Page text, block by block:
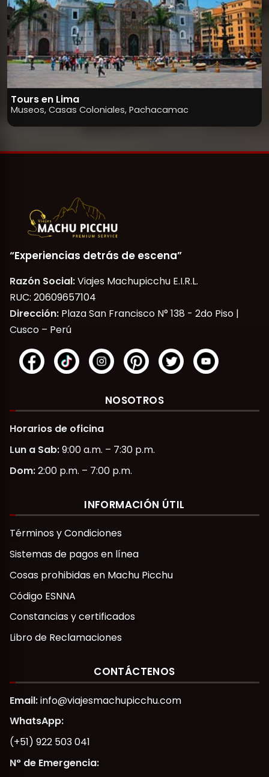
Tours en Lima
Museos, Casas Coloniales, Pachacamac
“Experiencias detrás de escena”
Razón Social:Viajes Machupicchu E.I.R.L.
RUC: 20609657104
Dirección: Plaza San Francisco N° 138 - 2do Piso |
Cusco – Perú
NOSOTROS
Horarios de oficina
Lun a Sab:9:00 a.m. – 7:30 p.m.
Dom:2:00 p.m. – 7:00 p.m.
INFORMACIÓN ÚTIL
Términos y Condiciones
Sistemas de pagos en línea
Cosas prohibidas en Machu Picchu
Código ESNNA
Constancias y certificados
Libro de Reclamaciones
CONTÁCTENOS
Email:info@viajesmachupicchu.com
WhatsApp:
(+51) 922 503 041
N° de Emergencia: